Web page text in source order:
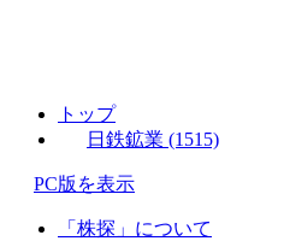
トップ
日鉄鉱業 (1515)
PC版を表示
「株探」について